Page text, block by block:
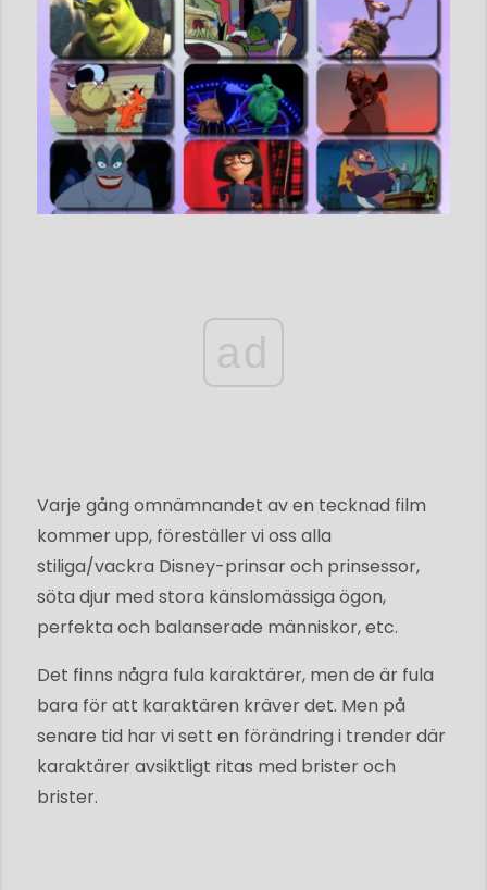
ad
Varje gång omnämnandet av en tecknad film
kommer upp, föreställer vi oss alla
stiliga/vackra Disney-prinsar och prinsessor,
söta djur med stora känslomässiga ögon,
perfekta och balanserade människor, etc.
Det finns några fula karaktärer, men de är fula
bara för att karaktären kräver det. Men på
senare tid har vi sett en förändring i trender där
karaktärer avsiktligt ritas med brister och
brister.